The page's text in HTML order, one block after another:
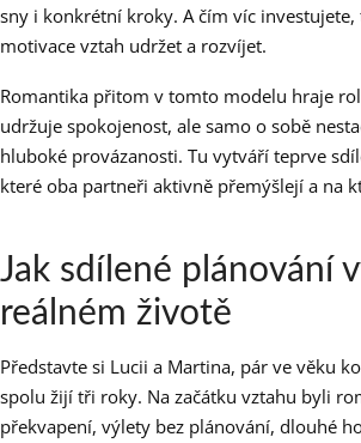
sny i konkrétní kroky. A čím víc
motivace vztah udržet a rozvíjet.
Romantika přitom v tomto modelu hraje
udržuje spokojenost, ale samo o sobě
hluboké provázanosti. Tu vytváří teprve
které oba partneři aktivně přemýšlejí a na
Jak sdílené plánování
reálném životě
Představte si Lucii a Martina, pár ve věku
spolu žijí tři roky. Na začátku vztahu byli
překvapení, výlety bez plánování, dlouhé